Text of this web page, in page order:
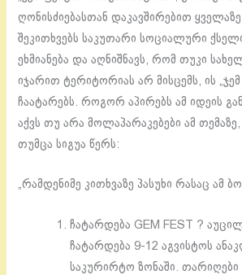
ღონისძიებასთან დაკავშირებით
შეკითხვებს საკუთარი სოციალური
ეხმიანება და აღნიშნავს, რომ თუკი
იჯარით ტერიტორიას არ მისცემს, ის
ჩაატარებს. როგორ აპირებს ამ იდეის
აქვს თუ არა მოლაპარაკებები ამ
თუმცა სიგუა წერს:
„რამდენიმე კითხვაზე პასუხი რასაც ამ
ჩატარდება GEM FEST ?
ჩატარდება 9-12 აგვისტოს
საკურირტო ზონაში.